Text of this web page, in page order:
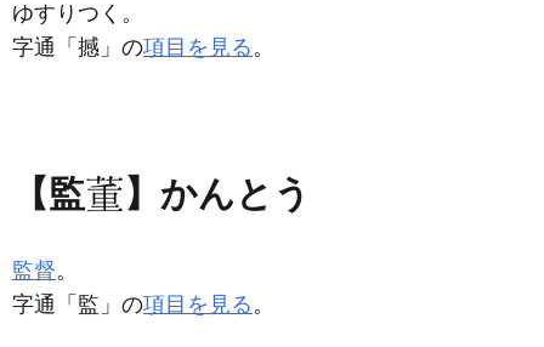
ゆすりつく。
字通「撼」の項目を見る。
【監 】かんとう
監督。
字通「監」の項目を見る。